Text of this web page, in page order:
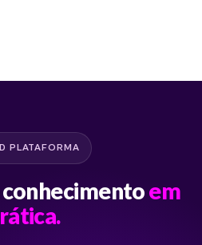
PLATAFORMA
em